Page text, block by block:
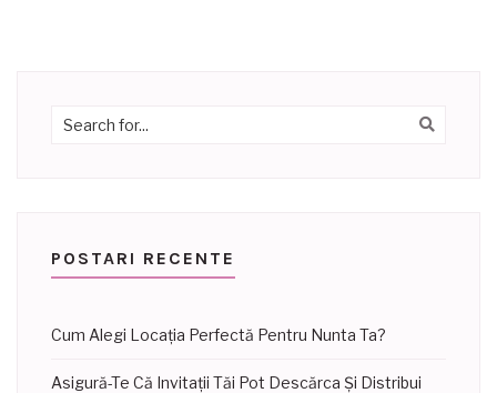
POSTARI RECENTE
Cum Alegi Locația Perfectă Pentru Nunta Ta?
Asigură-Te Că Invitații Tăi Pot Descărca Și Distribui